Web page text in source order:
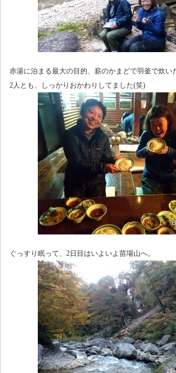
赤湯に泊まる最大の目的、薪のかまどで羽釜で炊い
2人とも、しっかりおかわりしてました(笑)
ぐっすり眠って、2日目はいよいよ苗場山へ。